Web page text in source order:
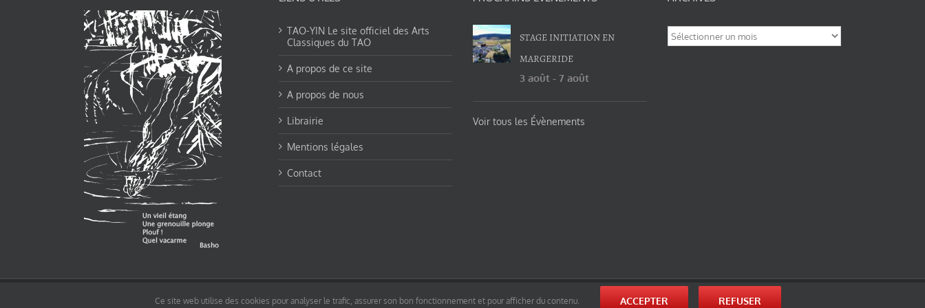
TAO-YIN Le site officiel des Arts
Classiques du TAO
A propos de ce site
A propos de nous
Librairie
Mentions légales
Contact
STAGE INITIATION EN
MARGERIDE
3 août -7 août
Voir tous les Évènements
Archives
pages non comprise par cette licence).Ce site web utilise des cookies pour analyser le trafic, assurer son bon fonctionnement et pour afficher du contenu. ACCEPTER REFUSER